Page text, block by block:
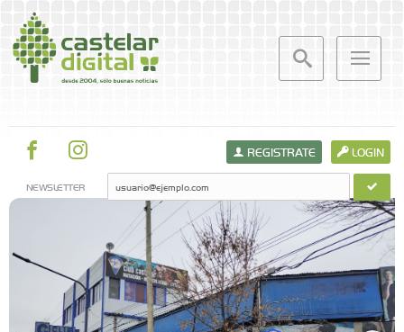
LOGIN
REGISTRATE
NEWSLETTER